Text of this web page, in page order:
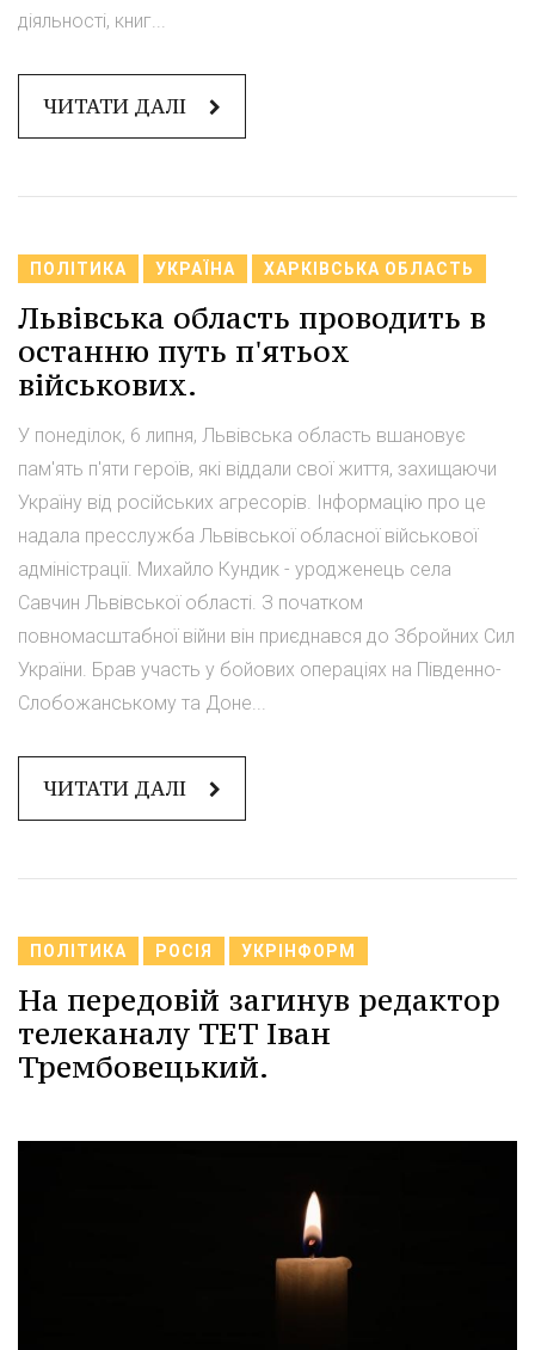
діяльності, книг...
ЧИТАТИ ДАЛІ
ПОЛІТИКА УКРАЇНА ХАРКІВСЬКА ОБЛАСТЬ
Львівська область проводить в
останню путь п'ятьох
військових.
У понеділок, 6 липня, Львівська область вшановує
пам'ять п'яти героїв, які віддали свої життя, захищаючи
Україну від російських агресорів. Інформацію про це
надала пресслужба Львівської обласної військової
адміністрації. Михайло Кундик - уродженець села
Савчин Львівської області. З початком
повномасштабної війни він приєднався до Збройних Сил
України. Брав участь у бойових операціях на Південно-
Слобожанському та Доне...
ЧИТАТИ ДАЛІ
ПОЛІТИКА РОСІЯ УКРІНФОРМ
На передовій загинув редактор
телеканалу ТЕТ Іван
Трембовецький.